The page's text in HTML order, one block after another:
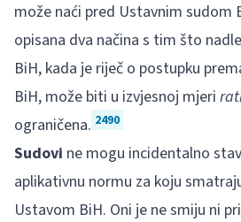
može naći pred Ustavnim sudom
opisana dva načina s tim što
BiH, kada je riječ o postupku
BiH, može biti u izvjesnoj mjeri
ograničena. 2490
Sudovi ne mogu incidentalno
aplikativnu normu za koju
Ustavom BiH. Oni je ne smiju ni